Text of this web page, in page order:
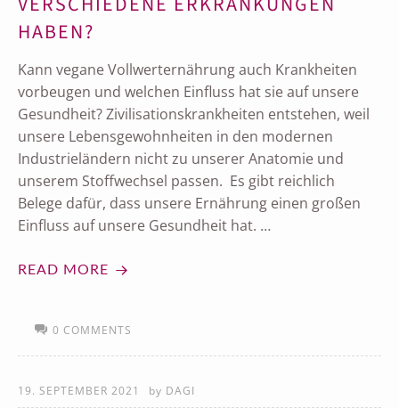
HABEN?
Kann vegane Vollwerternährung auch Krankheiten
vorbeugen und welchen Einfluss hat sie auf unsere
Gesundheit? Zivilisationskrankheiten entstehen, weil
unsere Lebensgewohnheiten in den modernen
Industrieländern nicht zu unserer Anatomie und
unserem Stoffwechsel passen. Es gibt reichlich
Belege dafür, dass unsere Ernährung einen großen
Einfluss auf unsere Gesundheit hat. …
READ MORE
0 COMMENTS
19. SEPTEMBER 2021 by DAGI